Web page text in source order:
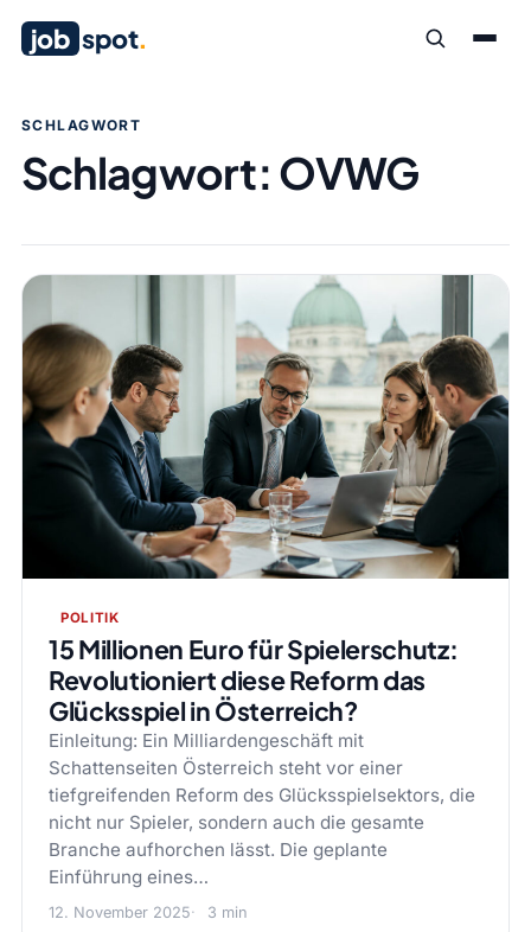
job spot.
SCHLAGWORT
Schlagwort:OVWG
POLITIK
15 Millionen Euro für Spielerschutz:
Revolutioniert diese Reform das
Glücksspiel in Österreich?
Einleitung: Ein Milliardengeschäft mit
Schattenseiten Österreich steht vor einer
tiefgreifenden Reform des Glücksspielsektors, die
nicht nur Spieler, sondern auch die gesamte
Branche aufhorchen lässt. Die geplante
Einführung eines…
12. November 2025 3 min